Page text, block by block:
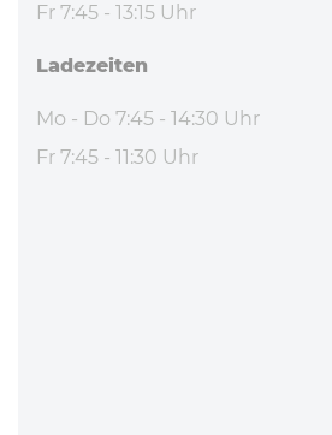
Fr 7:45 - 13:15 Uhr
La­de­zei­ten
Mo - Do 7:45 - 14:30 Uhr
Fr 7:45 - 11:30 Uhr